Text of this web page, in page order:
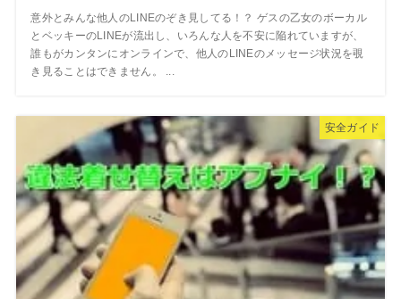
意外とみんな他人のLINEのぞき見してる！？ ゲスの乙女のボーカル
とベッキーのLINEが流出し、いろんな人を不安に陥れていますが、
誰もがカンタンにオンラインで、他人のLINEのメッセージ状況を覗
き見ることはできません。 ...
安全ガイド